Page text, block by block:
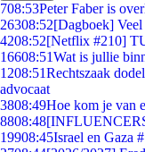
708:53Peter Faber is
26308:52[Dagboek]
4208:52[Netflix #210]
16608:51Wat is jullie
1208:51Rechtszaak
advocaat
3808:49Hoe kom je van
8808:48
19908:45Israel en Gaza